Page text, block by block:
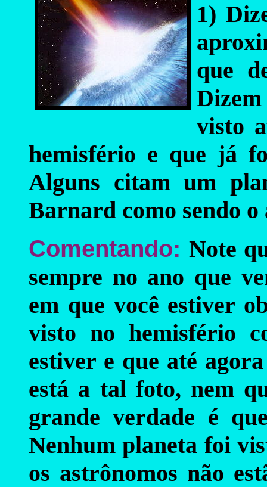
1)
que
visto
hemisfério e que já
Alguns citam um
Barnard como sendo o
Comentando: Note
sempre no ano que
em que você estiver
visto no hemisfério
estiver e que até
está a tal foto, nem
grande verdade é
Nenhum planeta foi
os astrônomos não